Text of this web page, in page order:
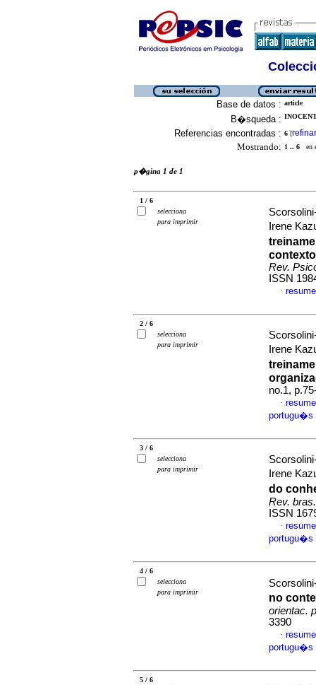
Base de datos : article
B�squeda :
Referencias encontradas : 6 [refinar
Mostrando: 1 .. 6 en
p�gina 1 de 1
1 / 6
selecciona
para imprimir
Irene
Rev.
ISSN
·
2 / 6
selecciona
para imprimir
Irene
no.1,
·
portugu�s
3 / 6
selecciona
para imprimir
Irene
do
Rev.
ISSN
·
portugu�s
4 / 6
selecciona
para imprimir
no
orientac.
3390
·
portugu�s
5 / 6